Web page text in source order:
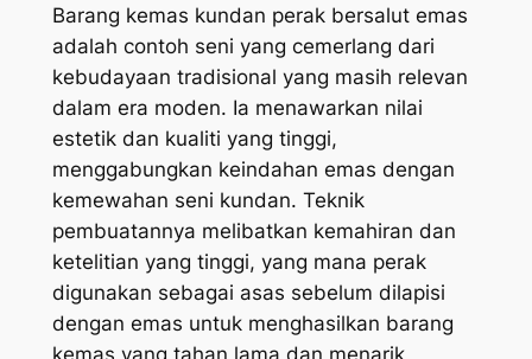
Barang kemas kundan perak bersalut emas
adalah contoh seni yang cemerlang dari
kebudayaan tradisional yang masih relevan
dalam era moden. Ia menawarkan nilai
estetik dan kualiti yang tinggi,
menggabungkan keindahan emas dengan
kemewahan seni kundan. Teknik
pembuatannya melibatkan kemahiran dan
ketelitian yang tinggi, yang mana perak
digunakan sebagai asas sebelum dilapisi
dengan emas untuk menghasilkan barang